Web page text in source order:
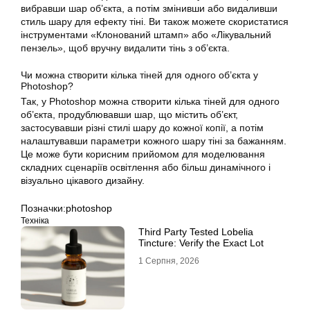
вибравши шар об’єкта, а потім змінивши або видаливши
стиль шару для ефекту тіні. Ви також можете скористатися
інструментами «Клонований штамп» або «Лікувальний
пензель», щоб вручну видалити тінь з об’єкта.
Чи можна створити кілька тіней для одного об’єкта у
Photoshop?
Так, у Photoshop можна створити кілька тіней для одного
об’єкта, продублювавши шар, що містить об’єкт,
застосувавши різні стилі шару до кожної копії, а потім
налаштувавши параметри кожного шару тіні за бажанням.
Це може бути корисним прийомом для моделювання
складних сценаріїв освітлення або більш динамічного і
візуально цікавого дизайну.
Позначки:photoshop
Техніка
Third Party Tested Lobelia
Tincture: Verify the Exact Lot
1 Серпня, 2026